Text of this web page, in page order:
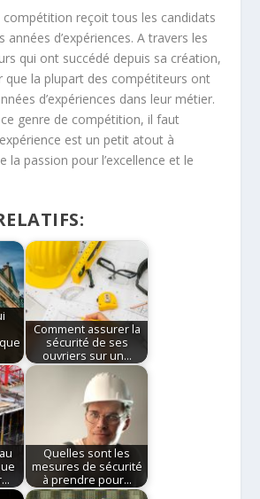
compétition reçoit tous les candidats
années d’expériences. A travers les
qui ont succédé depuis sa création,
que la plupart des compétiteurs ont
d’expériences dans leur métier.
genre de compétition, il faut
est un petit atout à
la passion pour l’excellence et le
Comment assurer la
sécurité de ses
ouvriers sur un…
Quelles sont les
mesures de sécurité
à prendre pour…